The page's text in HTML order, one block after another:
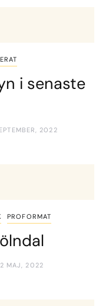
i senaste
2022
PROFORMAT
MAJ, 2022